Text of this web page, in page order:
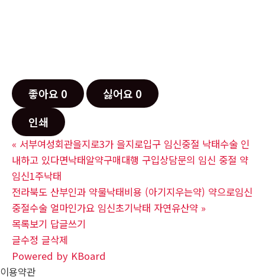
좋아요 0 싫어요 0
인쇄
« 서부여성회관을지로3가 을지로입구 임신중절 낙태수술 인
내하고 있다면낙태알약구매대행 구입상담문의 임신 중절 약
임신1주낙­태
전라북도 산부인과 약물낙태비용 (아기지우는약) 약으로임신
중절수술 얼마인가요 임신초기낙­태 자연유산약 »
목록보기 답글쓰기
글수정 글삭제
Powered by KBoard
이용약관